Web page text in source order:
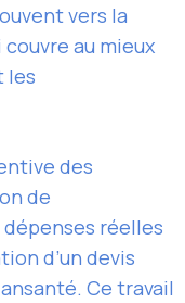
vers la
couvre au mieux
les
des
de
réelles
d’un devis
Ce travail